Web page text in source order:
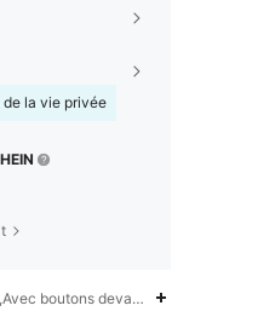
la vie privée
boutons devant,Tissu côtelé